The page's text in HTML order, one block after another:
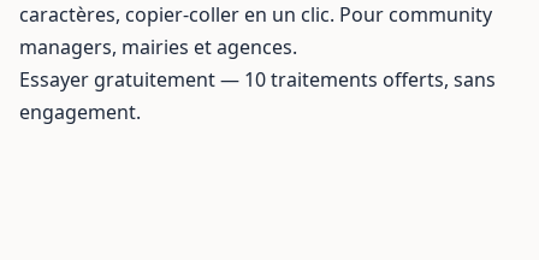
caractères, copier-coller en un clic. Pour community
managers, mairies et agences.
Essayer gratuitement— 10 traitements offerts, sans
engagement.